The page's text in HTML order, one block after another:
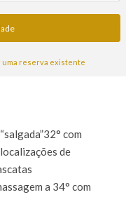
uma reserva existente
com
de
a 34° com